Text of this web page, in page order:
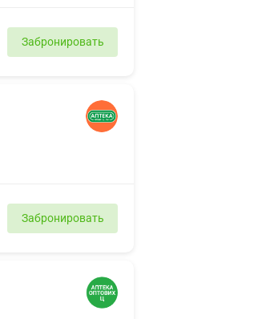
Забронировать
Забронировать